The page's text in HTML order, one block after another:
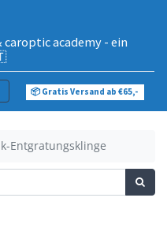
academy - ein
📦 Gratis Versand ab €65,-
Entgratungsklinge